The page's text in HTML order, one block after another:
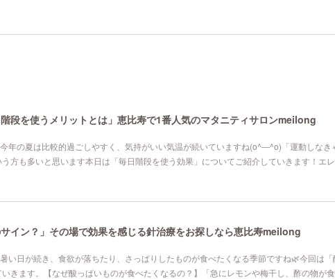
段を使うメリットとは」恵比寿で1番人気のマタニティサロンmeilong
年の夏は比較的過ごしやすく、気持がいい気温が続いていますね(o^―^o)「運動しなき
方も多いと思います本日は「毎日階段を使う効果」についてご紹介していきます！エ
イン？」その場で効果を感じる針治療をお探しなら恵比寿meilong
い日が続き、食欲が落ちたり、さっぱりしたものが食べたくなる季節ですね🌿今回は「
きます。【なぜ酸っぱいものが食べたくなるの？】「急にレモンや梅干し、酢の物が